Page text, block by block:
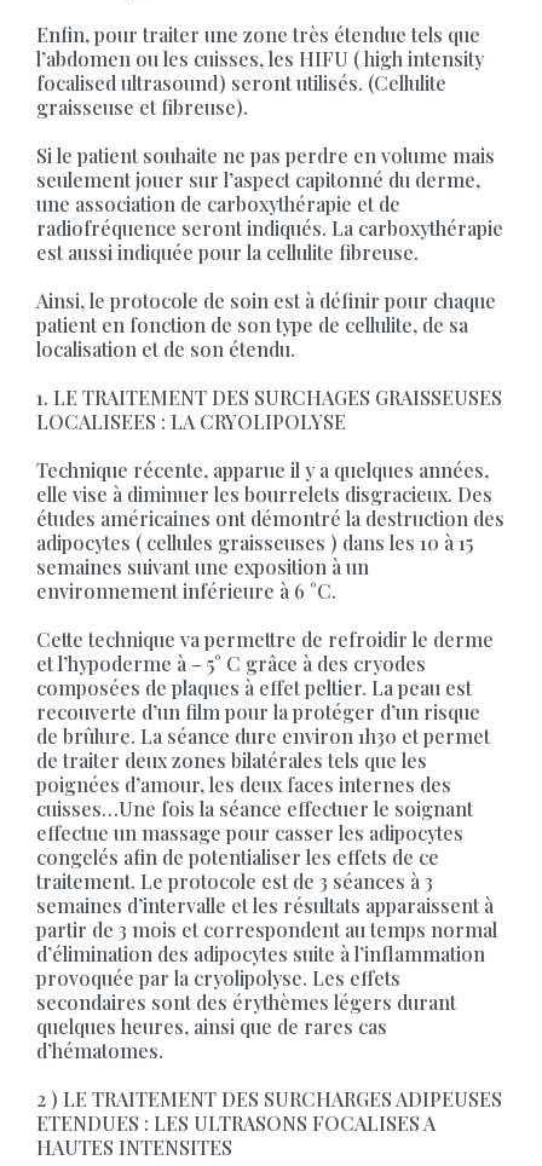
Enfin, pour traiter une zone très étendue tels que
l’abdomen ou les cuisses, les HIFU ( high intensity
focalised ultrasound) seront utilisés. (Cellulite
graisseuse et fibreuse).
Si le patient souhaite ne pas perdre en volume mais
seulement jouer sur l’aspect capitonné du derme,
une association de carboxythérapie et de
radiofréquence seront indiqués. La carboxythérapie
est aussi indiquée pour la cellulite fibreuse.
Ainsi, le protocole de soin est à définir pour chaque
patient en fonction de son type de cellulite, de sa
localisation et de son étendu.
1. LE TRAITEMENT DES SURCHAGES GRAISSEUSES
LOCALISEES : LA CRYOLIPOLYSE
Technique récente, apparue il y a quelques années,
elle vise à diminuer les bourrelets disgracieux. Des
études américaines ont démontré la destruction des
adipocytes ( cellules graisseuses ) dans les 10 à 15
semaines suivant une exposition à un
environnement inférieure à 6 °C.
Cette technique va permettre de refroidir le derme
et l’hypoderme à – 5° C grâce à des cryodes
composées de plaques à effet peltier. La peau est
recouverte d’un film pour la protéger d’un risque
de brûlure. La séance dure environ 1h30 et permet
de traiter deux zones bilatérales tels que les
poignées d’amour, les deux faces internes des
cuisses…Une fois la séance effectuer le soignant
effectue un massage pour casser les adipocytes
congelés afin de potentialiser les effets de ce
traitement. Le protocole est de 3 séances à 3
semaines d’intervalle et les résultats apparaissent à
partir de 3 mois et correspondent au temps normal
d’élimination des adipocytes suite à l’inflammation
provoquée par la cryolipolyse. Les effets
secondaires sont des érythèmes légers durant
quelques heures, ainsi que de rares cas
d’hématomes.
2 ) LE TRAITEMENT DES SURCHARGES ADIPEUSES
ETENDUES : LES ULTRASONS FOCALISES A
HAUTES INTENSITES